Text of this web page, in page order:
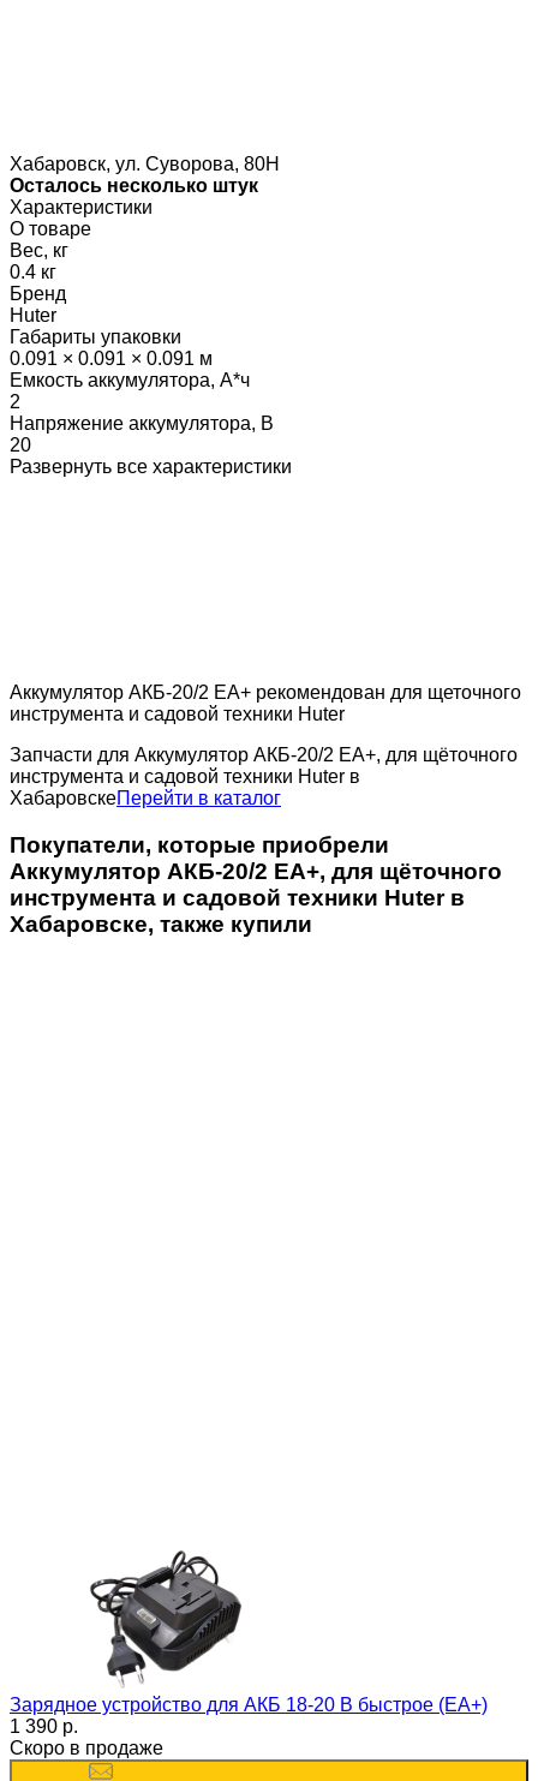
Хабаровск, ул. Суворова, 80Н
Осталось несколько штук
Характеристики
О товаре
Вес, кг
0.4 кг
Бренд
Huter
Габариты упаковки
0.091 × 0.091 × 0.091 м
Емкость аккумулятора, А*ч
2
Напряжение аккумулятора, В
20
Развернуть все характеристики
Аккумулятор АКБ-20/2 ЕА+ рекомендован для щеточного
инструмента и садовой техники Huter
Запчасти для Аккумулятор АКБ-20/2 ЕА+, для щёточного
инструмента и садовой техники Huter в
ХабаровскеПерейти в каталог
Покупатели, которые приобрели
Аккумулятор АКБ-20/2 ЕА+, для щёточного
инструмента и садовой техники Huter в
Хабаровске, также купили
Зарядное устройство для АКБ 18-20 В быстрое (ЕА+)
1 390 p.
Скоро в продаже